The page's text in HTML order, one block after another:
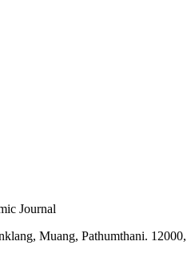
Journal
Muang, Pathumthani. 12000,